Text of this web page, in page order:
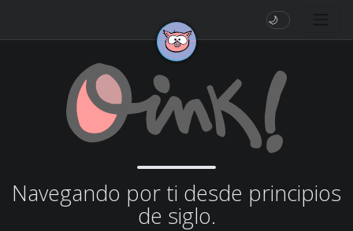
🌙
Navegando por ti desde principios
de siglo.